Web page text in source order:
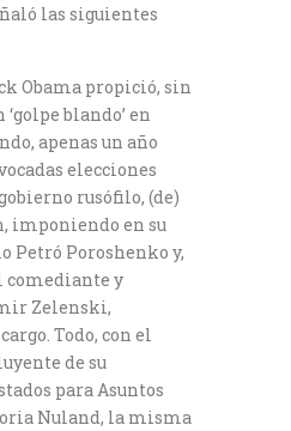
las siguientes
Obama propició, sin
blando’ en
apenas un año
elecciones
rusófilo, (de)
imponiendo en su
Petró Poroshenko y,
comediante y
Zelenski,
Todo, con el
de su
para Asuntos
Nuland, la misma